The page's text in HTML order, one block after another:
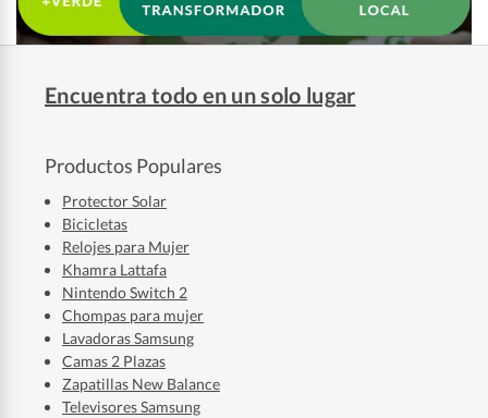
Encuentra todo en un solo lugar
Productos Populares
Protector Solar
Bicicletas
Relojes para Mujer
Khamra Lattafa
Nintendo Switch 2
Chompas para mujer
Lavadoras Samsung
Camas 2 Plazas
Zapatillas New Balance
Televisores Samsung